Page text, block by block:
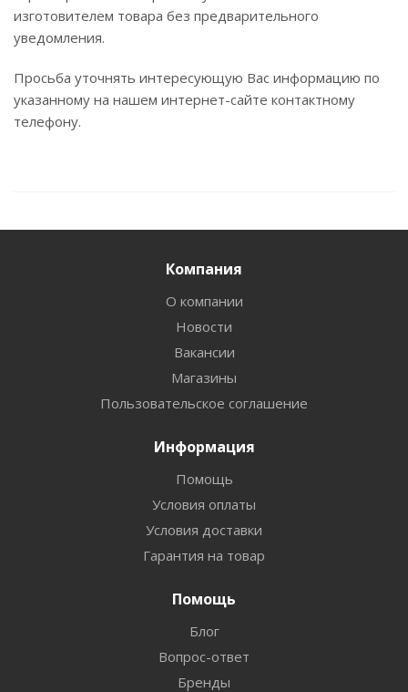
изготовителем товара без предварительного
уведомления.
Просьба уточнять интересующую Вас информацию по
указанному на нашем интернет-сайте контактному
телефону.
Компания
О компании
Новости
Вакансии
Магазины
Пользовательское соглашение
Информация
Помощь
Условия оплаты
Условия доставки
Гарантия на товар
Помощь
Блог
Вопрос-ответ
Бренды